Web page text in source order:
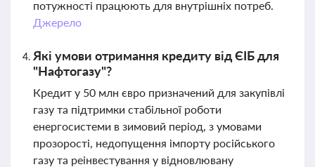
потужності працюють для внутрішніх потреб.
Джерело
Які умови отримання кредиту від ЄІБ для
"Нафтогазу"?
Кредит у 50 млн євро призначений для закупівлі
газу та підтримки стабільної роботи
енергосистеми в зимовий період, з умовами
прозорості, недопущення імпорту російського
газу та реінвестування у відновлювану